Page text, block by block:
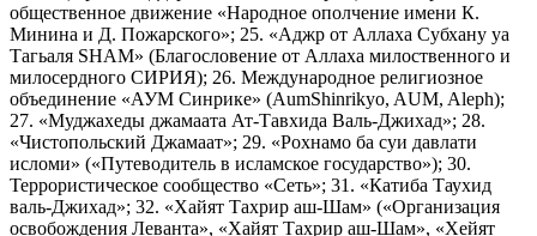
общественное движение «Народное ополчение имени К.
Минина и Д. Пожарского»; 25. «Аджр от Аллаха Субхану уа
Тагьаля SHAM» (Благословение от Аллаха милоственного и
милосердного СИРИЯ); 26. Международное религиозное
объединение «АУМ Синрике» (AumShinrikyo, AUM, Aleph);
27. «Муджахеды джамаата Ат-Тавхида Валь-Джихад»; 28.
«Чистопольский Джамаат»; 29. «Рохнамо ба суи давлати
исломи» («Путеводитель в исламское государство»); 30.
Террористическое сообщество «Сеть»; 31. «Катиба Таухид
валь-Джихад»; 32. «Хайят Тахрир аш-Шам» («Организация
освобождения Леванта», «Хайят Тахрир аш-Шам», «Хейят